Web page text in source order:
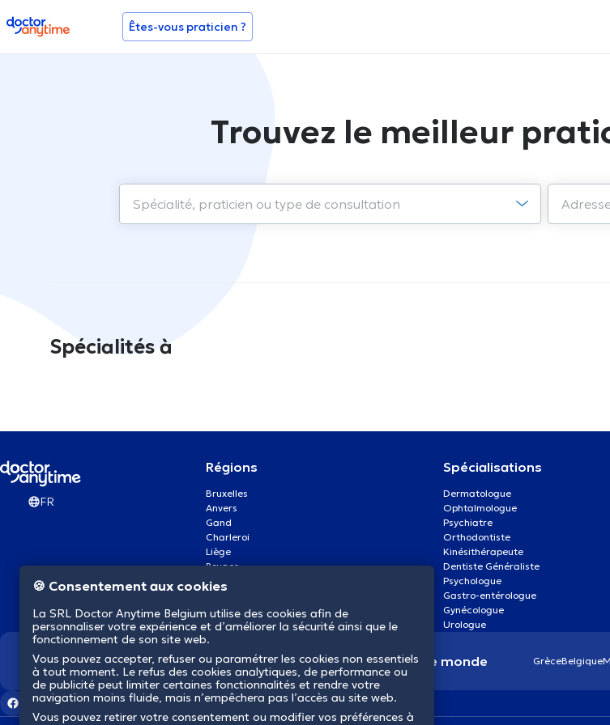
doctoranytime Êtes-vous praticien ?
Trouvez le meilleur
Spécialités à
FR
Régions
Bruxelles
Anvers
Gand
Charleroi
Liège
Bruges
Namur
Mons
Aalst Flandre-Orientale
Spécialisations
Dermatologue
Ophtalmologue
Psychiatre
Orthodontiste
Kinésithérapeute
Dentiste Généraliste
Psychologue
Gastro-entérologue
Gynécologue
Urologue
Nous révolutionnons la santé dans le monde GrèceBelgique
🍪 Consentement aux cookies
La SRL Doctor Anytime Belgium utilise des cookies afin de
personnaliser votre expérience et d’améliorer la sécurité ainsi que le
fonctionnement de son site web.
Vous pouvez accepter, refuser ou paramétrer les cookies non essentiels
à tout moment. Le refus des cookies analytiques, de performance ou
de publicité peut limiter certaines fonctionnalités et rendre votre
navigation moins fluide, mais n’empêchera pas l’accès au site web.
Vous pouvez retirer votre consentement ou modifier vos préférences à